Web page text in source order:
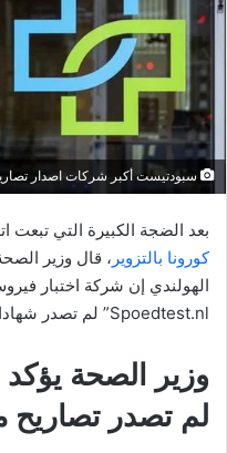
سبودتيست أكبر شركات اصدار
بعد الضجة الكبيرة التي تبعت
كورونا بالتزوير ، قال وزير
الهولندي إن شركة اختبار
Spoedtest.nl” لم تصدر شهادات تطعيم مزورة.
وزير الصحة
لم تصدر تصاريح